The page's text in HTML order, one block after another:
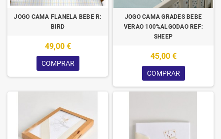
JOGO CAMA FLANELA BEBE R:
BIRD
49,00 €
COMPRAR
JOGO CAMA GRADES BEBE
VERAO 100%ALGODAO REF:
SHEEP
45,00 €
COMPRAR